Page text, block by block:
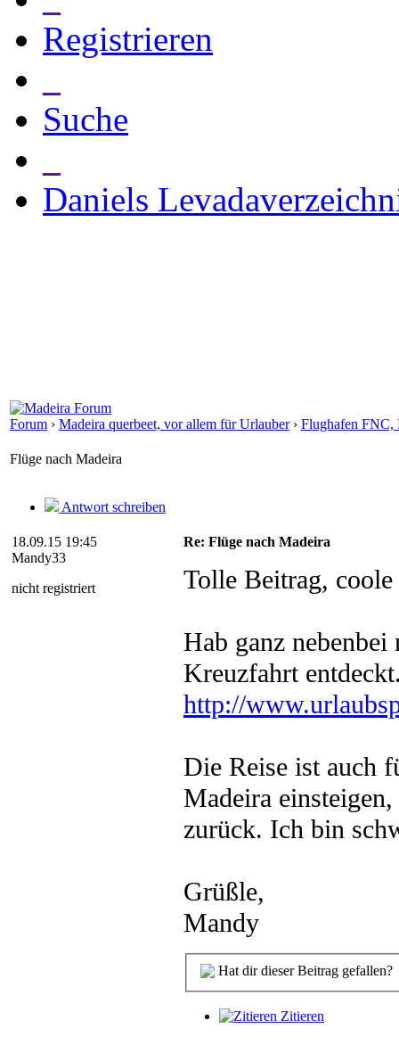
Registrieren
Suche
Daniels
Forum › Madeira querbeet, vor allem für Urlauber› Flughafen FNC,
Flüge nach Madeira
Antwort schreiben
18.09.15 19:45
Mandy33
nicht registriert
Re: Flüge nach Madeira
Tolle Beitrag,
Hab ganz
Kreuzfahrt
http://
Die Reise ist auch
Madeira
zurück. Ich bin
Grüßle,
Mandy
Hat dir dieser Beitrag gefallen?
Zitieren